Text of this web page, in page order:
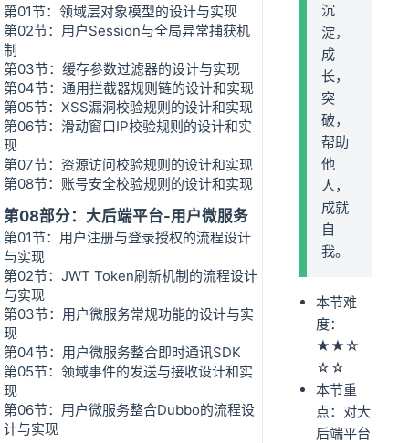
第01节：领域层对象模型的设计与实现
第02节：用户Session与全局异常捕获机
制
第03节：缓存参数过滤器的设计与实现
第04节：通用拦截器规则链的设计和实现
第05节：XSS漏洞校验规则的设计和实现
第06节：滑动窗口IP校验规则的设计和实
现
第07节：资源访问校验规则的设计和实现
第08节：账号安全校验规则的设计和实现
第08部分：大后端平台-用户微服务
第01节：用户注册与登录授权的流程设计
与实现
第02节：JWT Token刷新机制的流程设计
与实现
第03节：用户微服务常规功能的设计与实
现
第04节：用户微服务整合即时通讯SDK
第05节：领域事件的发送与接收设计和实
现
第06节：用户微服务整合Dubbo的流程设
计与实现
沉
淀，
成
长，
突
破，
帮助
他
人，
成就
自
我。
本节难
度：
★★☆
☆☆
本节重
点：对大
后端平台